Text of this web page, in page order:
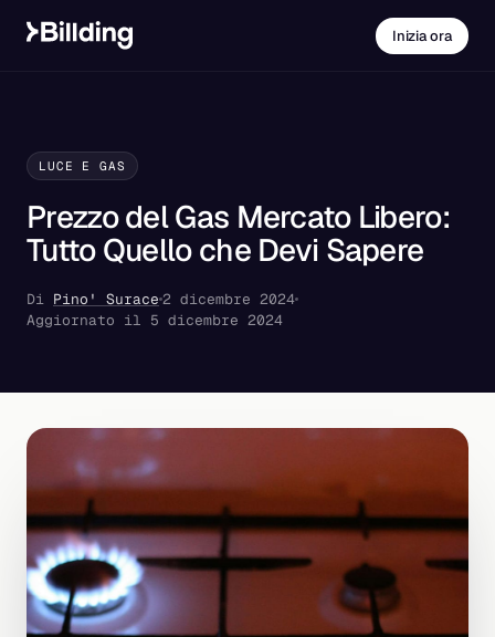
Inizia ora
LUCE E GAS
Prezzo del Gas Mercato Libero:
Tutto Quello che Devi Sapere
Di Pino' Surace 2 dicembre 2024
Aggiornato il 5 dicembre 2024